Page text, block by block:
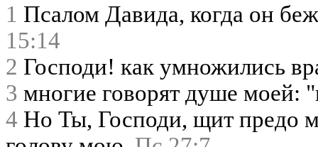
1 Псалом Давида, когда он
15:14
2 Господи! как умножились
3 многие говорят душе моей:
4 Но Ты, Господи, щит предо